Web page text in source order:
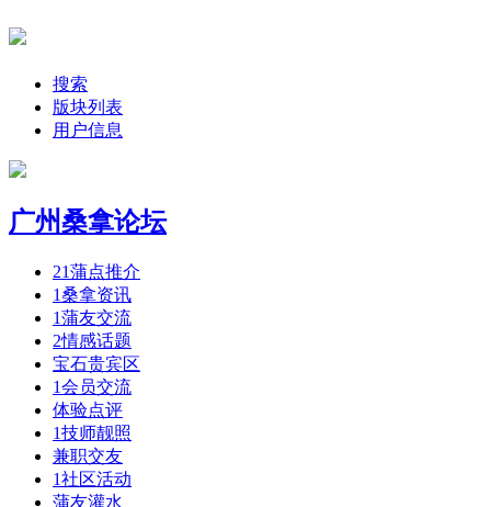
搜索
版块列表
用户信息
广州桑拿论坛
21蒲点推介
1桑拿资讯
1蒲友交流
2情感话题
宝石贵宾区
1会员交流
体验点评
1技师靓照
兼职交友
1社区活动
蒲友灌水